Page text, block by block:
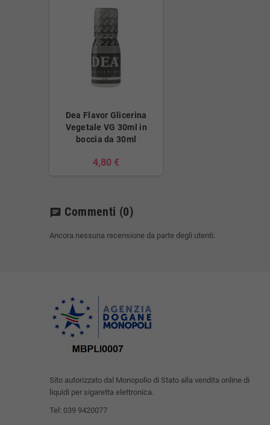
Dea Flavor Glicerina
Vegetale VG 30ml in
boccia da 30ml
4,80 €
chat Commenti (0)
Ancora nessuna recensione da parte degli utenti.
Sito autorizzato dal Monopolio di Stato alla vendita online di
liquidi per sigaretta elettronica.
Tel: 039 9420077